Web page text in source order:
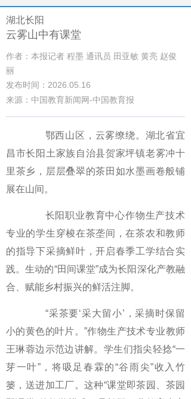
湖北长阳
云雾山中有课堂
作者：本报记者 程墨 通讯员 田亚敏 黄亮 赵俊
丽
发布时间：2026.05.16
来源：中国教育新闻网-中国教育报
鄂西山区，云雾缭绕。湖北省宜
昌市长阳土家族自治县贺家坪镇老雾冲十
里茶乡，层层叠翠的茶田如水墨画卷般铺
展在山间。
长阳职业教育中心作物生产技术
专业的学生穿梭在茶垄间，在茶农和教师
的指导下采摘鲜叶，开启春季工学结合实
践。生动的“田间课堂”成为长阳深化产教融
合、赋能乡村振兴的鲜活注脚。
“采茶要‘采大留小’，采摘时保留
小的黄色的叶片。”作物生产技术专业教师
王琳蓉边示范边讲解。学生们指尖轻捻“一
芽一叶”，将吸足春霖的“谷雨尖”收入竹
篓，送进加工厂。这种“课堂即茶园、茶园